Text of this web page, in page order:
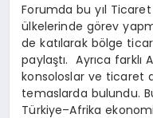
Forumda bu yıl Ticaret
ülkelerinde görev
de katılarak bölge
paylaştı. Ayrıca farklı
konsoloslar ve ticaret
temaslarda bulundu.
Türkiye–Afrika